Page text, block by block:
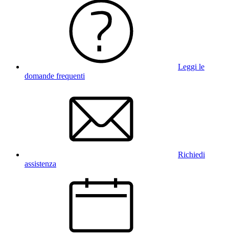
Leggi le
domande frequenti
Richiedi
assistenza